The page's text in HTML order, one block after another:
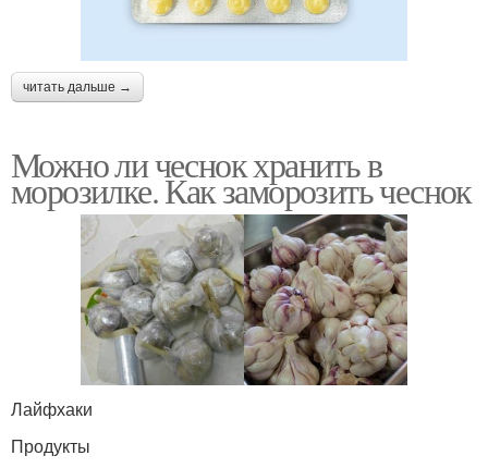
читать дальше →
Можно ли чеснок хранить в
морозилке. Как заморозить чеснок
Лайфхаки
Продукты